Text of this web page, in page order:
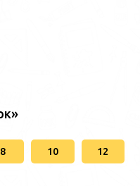
8 10 12